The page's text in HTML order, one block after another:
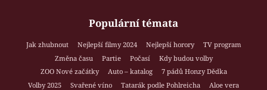
Populární témata
Jak zhubnout Nejlepší filmy 2024 Nejlepší horory
TV program
Změna času
Partie Počasí
Kdy budou volby
ZOO Nové začátky
Auto – katalog
7 pádů Honzy Dědka
Volby 2025
Svařené víno Tatarák podle Pohlreicha
Aloe vera